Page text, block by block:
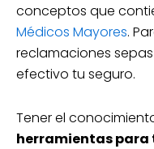
conceptos que
Médicos Mayores.
reclamaciones
efectivo tu seguro.
Tener el
herramientas para